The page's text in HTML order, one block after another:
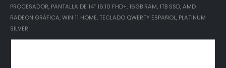
PROCESADOR, PANTALLA DE 14″ 16:10 FHD+, 16GB RAM, 1TB SSD, AMD
RADEON GRÁFICA, WIN 11 HOME, TECLADO QWERTY ESPAÑOL, PLATINUM
SILVER